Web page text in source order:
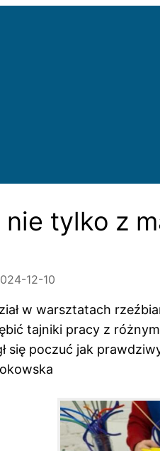
nie tylko z
12-10
w warsztatach
tajniki pracy z
się poczuć jak